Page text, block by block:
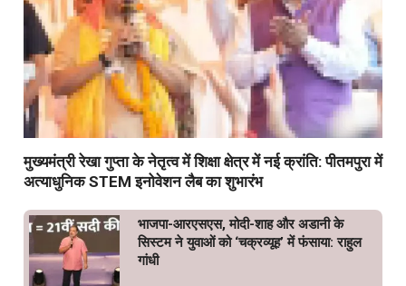
मुख्यमंत्री रेखा गुप्ता के नेतृत्व में शिक्षा क्षेत्र में नई क्रांति: पीतमपुरा में
अत्याधुनिक STEM इनोवेशन लैब का शुभारंभ
भाजपा-आरएसएस, मोदी-शाह और अडानी के
सिस्टम ने युवाओं को ‘चक्रव्यूह’ में फंसाया: राहुल
गांधी